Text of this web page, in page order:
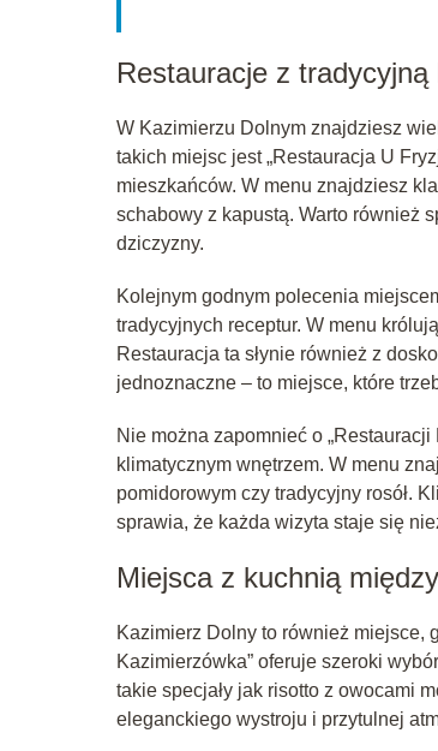
Restauracje z
W Kazimierzu Dolnym znajdziesz
takich miejsc jest „Restauracja U
mieszkańców. W menu znajdziesz
schabowy z kapustą. Warto również
dziczyzny.
Kolejnym godnym polecenia
tradycyjnych receptur. W menu
Restauracja ta słynie również z
jednoznaczne – to miejsce, które
Nie można zapomnieć o
klimatycznym wnętrzem. W menu
pomidorowym czy tradycyjny rosół.
sprawia, że każda wizyta staje się
Miejsca z kuchnią
Kazimierz Dolny to również miejsce,
Kazimierzówka” oferuje szeroki
takie specjały jak risotto z owocami
eleganckiego wystroju i przytulnej